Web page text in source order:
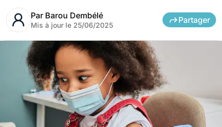
Par Barou Dembélé
Mis à jour le 25/06/2025
Partager